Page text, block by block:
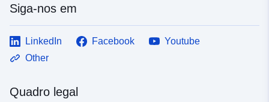
Siga-nos em
LinkedIn Facebook
Youtube
Other
Quadro legal